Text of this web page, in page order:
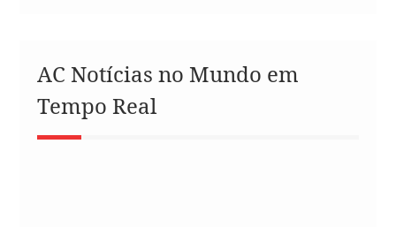
AC Notícias no Mundo em
Tempo Real